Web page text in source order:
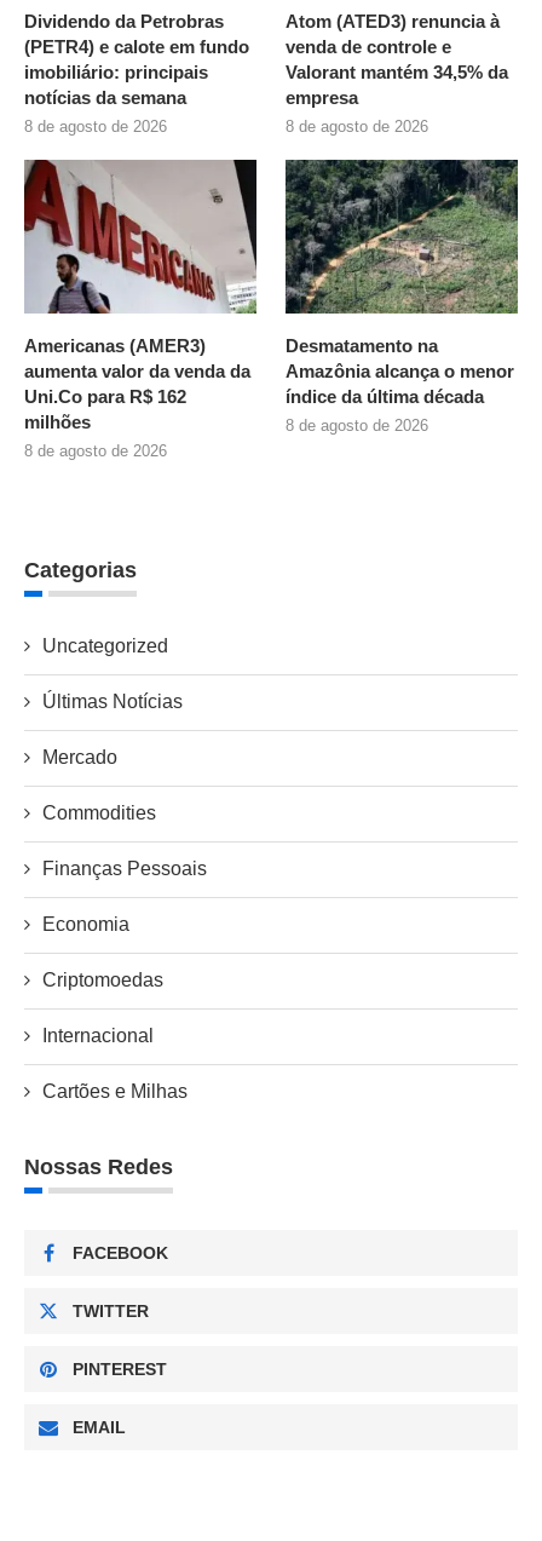
Dividendo da Petrobras
(PETR4) e calote em fundo
imobiliário: principais
notícias da semana
8 de agosto de 2026
Atom (ATED3) renuncia à
venda de controle e
Valorant mantém 34,5% da
empresa
8 de agosto de 2026
Americanas (AMER3)
aumenta valor da venda da
Uni.Co para R$ 162
milhões
8 de agosto de 2026
Desmatamento na
Amazônia alcança o menor
índice da última década
8 de agosto de 2026
Categorias
Uncategorized
Últimas Notícias
Mercado
Commodities
Finanças Pessoais
Economia
Criptomoedas
Internacional
Cartões e Milhas
Nossas Redes
FACEBOOK
TWITTER
PINTEREST
EMAIL